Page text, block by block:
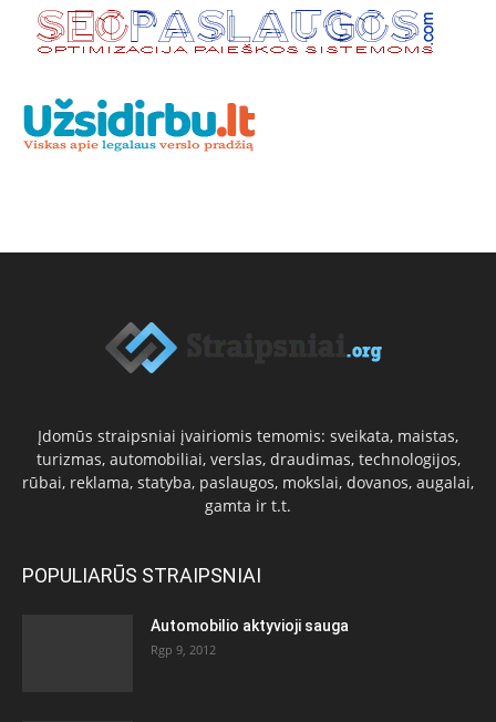
Įdomūs straipsniai įvairiomis temomis: sveikata, maistas,
turizmas, automobiliai, verslas, draudimas, technologijos,
rūbai, reklama, statyba, paslaugos, mokslai, dovanos, augalai,
gamta ir t.t.
POPULIARŪS STRAIPSNIAI
Automobilio aktyvioji sauga
Rgp 9, 2012